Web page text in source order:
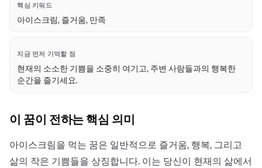
핵심 키워드
아이스크림, 즐거움, 만족
지금 먼저 기억할 점
현재의 소소한 기쁨을 소중히 여기고, 주변 사람들과의 행복한
순간을 즐기세요.
이 꿈이 전하는 핵심 의미
아이스크림을 먹는 꿈은 일반적으로 즐거움, 행복, 그리고
삶의 작은 기쁨들을 상징합니다. 이는 당신이 현재의 삶에서